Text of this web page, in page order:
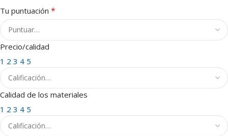
Tu puntuación *
Precio/calidad
1 2 3 4 5
Calidad de los materiales
1 2 3 4 5